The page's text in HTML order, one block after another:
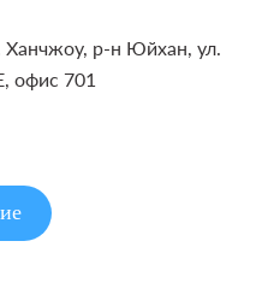
Ханчжоу, р-н Юйхан, ул.
офис 701